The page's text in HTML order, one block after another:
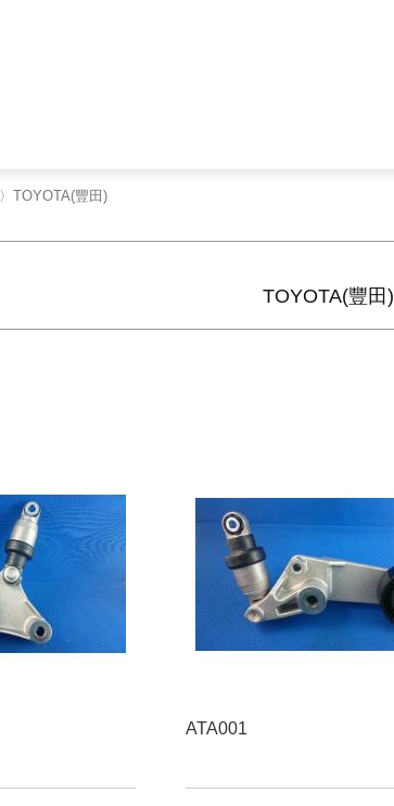
〉TOYOTA(豐田)
TOYOTA(豐田)
ATA001